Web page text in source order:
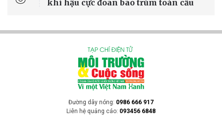
khí hậu cực đoan bao trùm toàn cầu
Đường dây nóng: 0986 666 917
Liên hệ quảng cáo: 093456 6848